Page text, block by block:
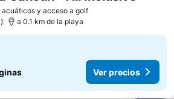
acuáticos y acceso a golfVer precios
a 0.1 km de la playa
Ver precios